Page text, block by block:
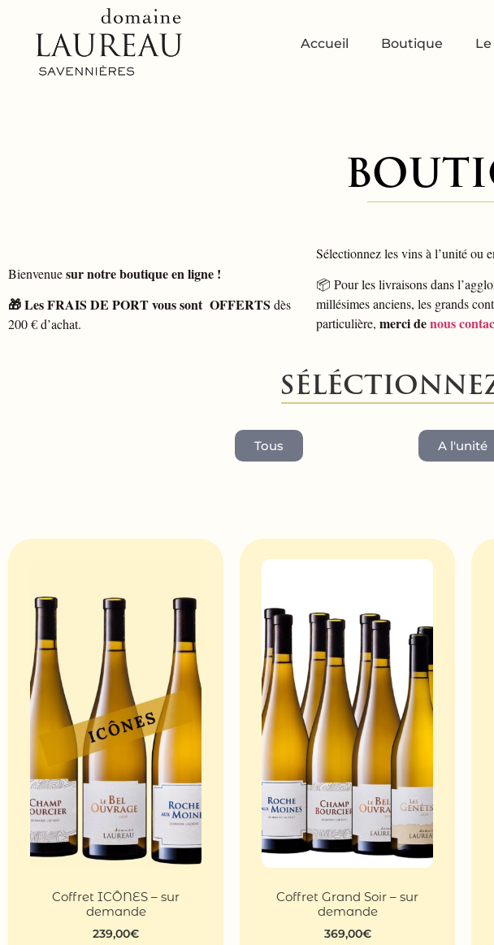
Accueil Boutique
Bienvenuesur notre boutique en ligne !
🎁 Les FRAIS DE PORT vous sont OFFERTS dès
200 € d’achat.
Sélectionnez les vins à l’unité ou
📦 Pour les livraisons dans
millésimes anciens, les grands
particulière, merci denous
Tous A l'unité
Coffret ICÔNES – sur
demande
239,00€
Coffret Grand Soir – sur
demande
369,00€